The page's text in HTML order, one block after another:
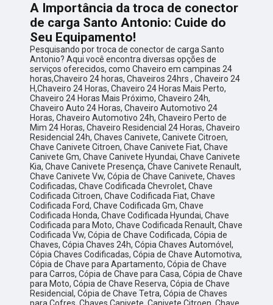
A Importância da troca de conector
de carga Santo Antonio: Cuide do
Seu Equipamento!
Pesquisando por troca de conector de carga Santo
Antonio? Aqui você encontra diversas opções de
serviços oferecidos, como Chaveiro em campinas 24
horas,Chaveiro 24 horas, Chaveiros 24hrs , Chaveiro 24
H,Chaveiro 24 Horas, Chaveiro 24 Horas Mais Perto,
Chaveiro 24 Horas Mais Próximo, Chaveiro 24h,
Chaveiro Auto 24 Horas, Chaveiro Automotivo 24
Horas, Chaveiro Automotivo 24h, Chaveiro Perto de
Mim 24 Horas, Chaveiro Residencial 24 Horas, Chaveiro
Residencial 24h, Chaves Canivete, Canivete Citroen,
Chave Canivete Citroen, Chave Canivete Fiat, Chave
Canivete Gm, Chave Canivete Hyundai, Chave Canivete
Kia, Chave Canivete Presença, Chave Canivete Renault,
Chave Canivete Vw, Cópia de Chave Canivete, Chaves
Codificadas, Chave Codificada Chevrolet, Chave
Codificada Citroen, Chave Codificada Fiat, Chave
Codificada Ford, Chave Codificada Gm, Chave
Codificada Honda, Chave Codificada Hyundai, Chave
Codificada para Moto, Chave Codificada Renault, Chave
Codificada Vw, Cópia de Chave Codificada, Cópia de
Chaves, Cópia Chaves 24h, Cópia Chaves Automóvel,
Cópia Chaves Codificadas, Cópia de Chave Automotiva,
Cópia de Chave para Apartamento, Cópia de Chave
para Carros, Cópia de Chave para Casa, Cópia de Chave
para Moto, Cópia de Chave Reserva, Cópia de Chave
Residencial, Cópia de Chave Tetra, Cópia de Chaves